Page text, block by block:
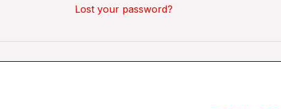
Lost your password?